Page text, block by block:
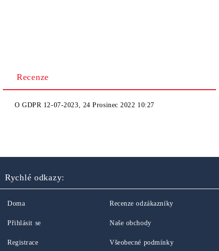
Recenze
OGDPR 12-07-2023, 24 Prosinec 2022 10:27
Rychlé odkazy:
Doma
Přihlásit se
Registrace
Recenze odzákazníky
Naše obchody
Všeobecné podmínky